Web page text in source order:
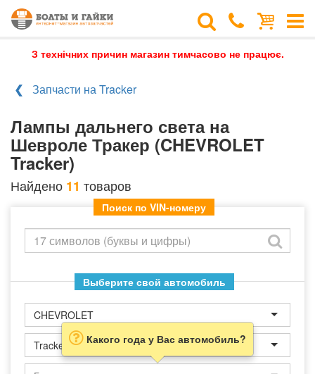
З технічних причин магазин тимчасово не працює.
Запчасти на Tracker
Лампы дальнего света на
Шевроле Тракер (CHEVROLET
Tracker)
Найдено 11 товаров
Поиск по VIN-номеру
Выберите свой автомобиль
CHEVROLET
Tracker Какого года у Вас автомобиль?